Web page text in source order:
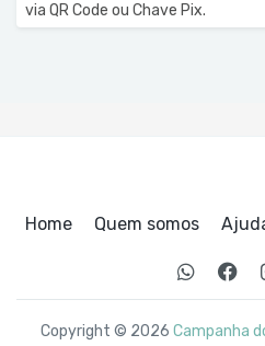
via QR Code ou Chave Pix.
Home Quem somos
Copyright © 2026 Campanha